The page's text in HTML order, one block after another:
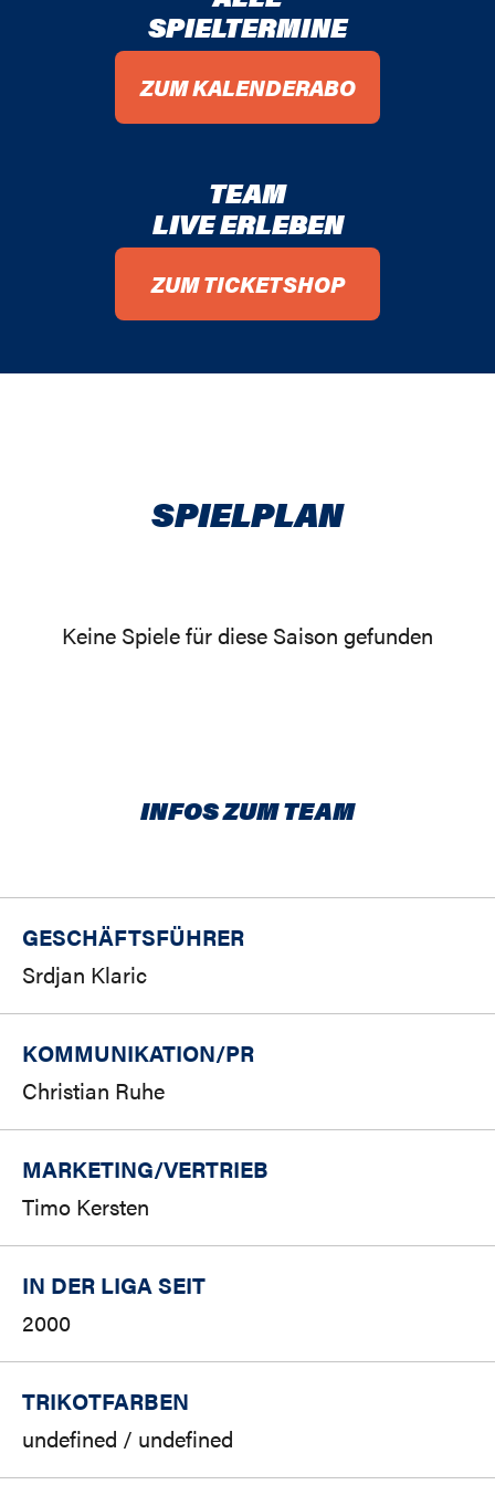
01 / 02
00 / 01
SPIELTERMINE
ZUM KALENDERABO
TEAM
LIVE ERLEBEN
ZUM TICKETSHOP
SPIELPLAN
Keine Spiele für diese Saison gefunden
INFOS ZUM TEAM
GESCHÄFTSFÜHRER
Srdjan Klaric
KOMMUNIKATION/PR
Christian Ruhe
MARKETING/VERTRIEB
Timo Kersten
IN DER LIGA SEIT
2000
TRIKOTFARBEN
undefined / undefined